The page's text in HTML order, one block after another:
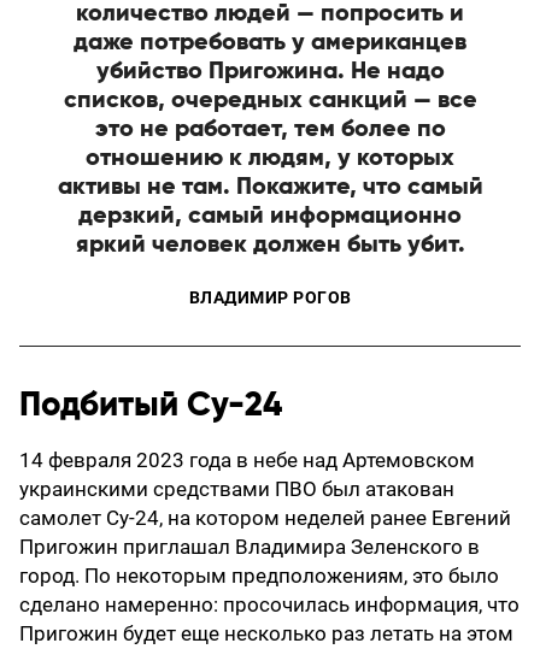
количество людей — попросить и
даже потребовать у американцев
убийство Пригожина. Не надо
списков, очередных санкций — все
это не работает, тем более по
отношению к людям, у которых
активы не там. Покажите, что самый
дерзкий, самый информационно
яркий человек должен быть убит.
ВЛАДИМИР РОГОВ
Подбитый Су-24
14 февраля 2023 года в небе над Артемовском
украинскими средствами ПВО был атакован
самолет Су-24, на котором неделей ранее Евгений
Пригожин приглашал Владимира Зеленского в
город. По некоторым предположениям, это было
сделано намеренно: просочилась информация, что
Пригожин будет еще несколько раз летать на этом